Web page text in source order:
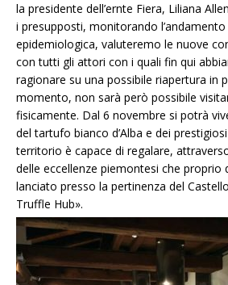
la presidente dell’ernte Fiera, Liliana
i presupposti, monitorando l’andamento
epidemiologica, valuteremo le nuove
con tutti gli attori con i quali fin qui
ragionare su una possibile riapertura in
momento, non sarà però possibile
fisicamente. Dal 6 novembre si potrà
del tartufo bianco d’Alba e dei
territorio è capace di regalare,
delle eccellenze piemontesi che proprio
lanciato presso la pertinenza del
Truffle Hub».